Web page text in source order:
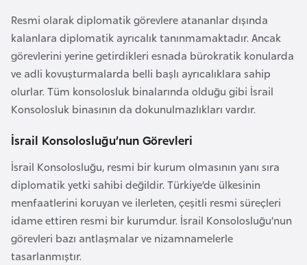
Resmi olarak diplomatik görevlere atananlar dışında
kalanlara diplomatik ayrıcalık tanınmamaktadır. Ancak
görevlerini yerine getirdikleri esnada bürokratik konularda
ve adli kovuşturmalarda belli başlı ayrıcalıklara sahip
olurlar. Tüm konsolosluk binalarında olduğu gibi İsrail
Konsolosluk binasının da dokunulmazlıkları vardır.
İsrail Konsolosluğu’nun Görevleri
İsrail Konsolosluğu, resmi bir kurum olmasının yanı sıra
diplomatik yetki sahibi değildir. Türkiye’de ülkesinin
menfaatlerini koruyan ve ilerleten, çeşitli resmi süreçleri
idame ettiren resmi bir kurumdur. İsrail Konsolosluğu’nun
görevleri bazı antlaşmalar ve nizamnamelerle
tasarlanmıştır.
B
a
n
g
l
a
e
ş
B
e
l
a